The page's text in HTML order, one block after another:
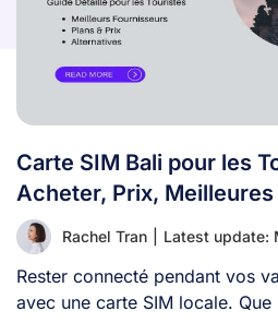
Carte SIM Bali pour les
Acheter, Prix,
Rachel Tran Latest update:
Rester connecté pendant vos
avec une carte SIM locale. Que